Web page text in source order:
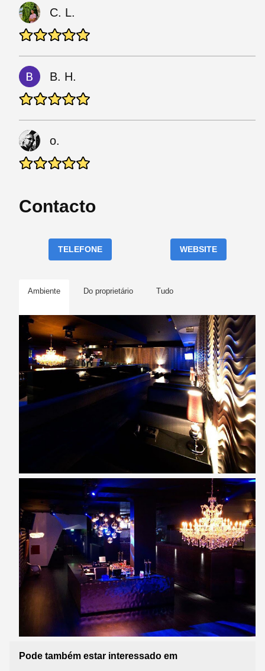
C. L.
В. Н.
o.
Contacto
TELEFONE WEBSITE
Ambiente Do proprietário Tudo
Pode também estar interessado em